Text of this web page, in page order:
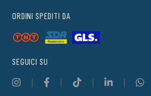
ORDINI SPEDITI DA
SEGUICI SU